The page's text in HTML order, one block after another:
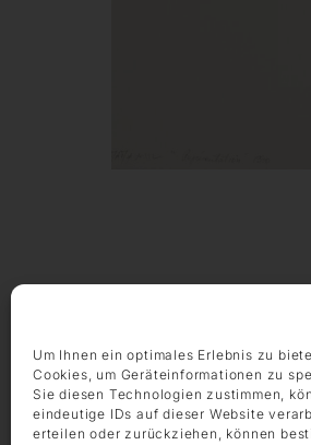
Um Ihnen ein optimales Erlebnis zu
Cookies, um Geräteinformationen zu
Sie diesen Technologien zustimmen,
eindeutige IDs auf dieser Website
erteilen oder zurückziehen, können
ÖFFNUNGSZEITEN
Montag – Freitag 9:00 –
Samstag 10:00 – 14:00 Uhr